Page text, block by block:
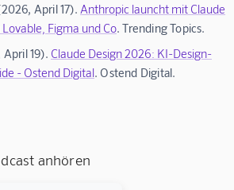
April 17). Anthropic launcht mit Claude
Figma und Co . Trending Topics.
19). Claude Design 2026: KI-Design-
- Ostend Digital . Ostend Digital.
anhören